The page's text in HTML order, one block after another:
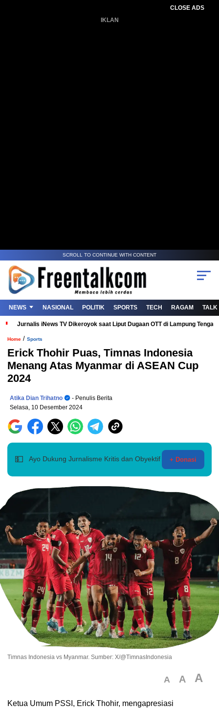
CLOSE ADS
IKLAN
SCROLL TO CONTINUE WITH CONTENT
NEWS NASIONAL POLITIK SPORTS TECH RAGAM TALK
Jurnalis iNews TV Dikeroyok saat Liput Dugaan OTT di Lampung
Home / Sports
Erick Thohir Puas, Timnas Indonesia
Menang Atas Myanmar di ASEAN Cup
2024
Atika Dian Trihatno
- Penulis Berita
Selasa, 10 Desember 2024
💵 Ayo Dukung Jurnalisme Kritis dan Obyektif + Donasi
Timnas Indonesia vs Myanmar. Sumber: X/@TimnasIndonesia
A A A
Ketua Umum PSSI, Erick Thohir, mengapresiasi